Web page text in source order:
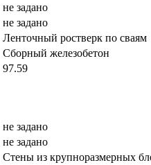
не задано
не задано
Ленточный ростверк по сваям
Сборный железобетон
97.59
не задано
не задано
Стены из крупноразмерных